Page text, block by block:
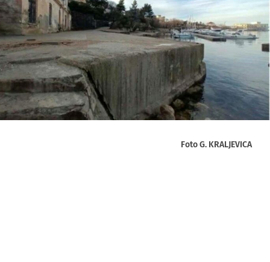
Foto G. KRALJEVICA